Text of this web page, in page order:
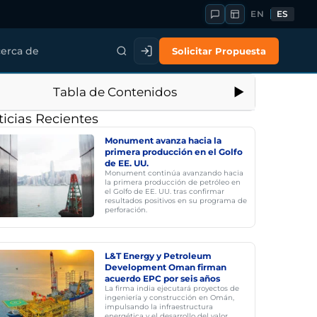
EN ES
de Solicitar Propuesta
Tabla de Contenidos
Recientes
Monument avanza hacia la
primera producción en el Golfo
de EE. UU.
Monument continúa avanzando hacia
la primera producción de petróleo en
el Golfo de EE. UU. tras confirmar
resultados positivos en su programa de
perforación.
L&T Energy y Petroleum
Development Oman firman
acuerdo EPC por seis años
La firma india ejecutará proyectos de
ingeniería y construcción en Omán,
impulsando la infraestructura